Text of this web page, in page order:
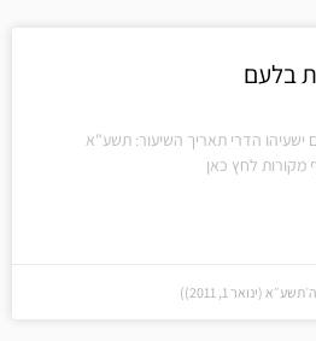
בלעם
ישעיהו הדרי תאריך השיעור: תשע"א
לחץ כאן
(ינואר 1, 2011))